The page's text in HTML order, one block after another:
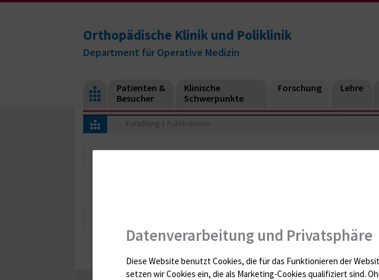
Orthopädische Klinik und Poliklinik
Department für Operative Medizin
Patienten &
Besucher
Klinische
Schwerpunkte
Forschung Lehre
Forschung Publikationen
Publikationen
Datenverarbeitung und Privatsphäre
Diese Website benutzt Cookies, die für das Funktionieren der
setzen wir Cookies ein, die als Marketing-Cookies qualifiziert sind.